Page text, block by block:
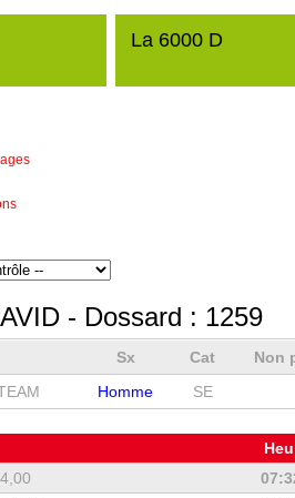
La 6000 D
- Dossard : 1259
Sx Cat
Non
Homme SE